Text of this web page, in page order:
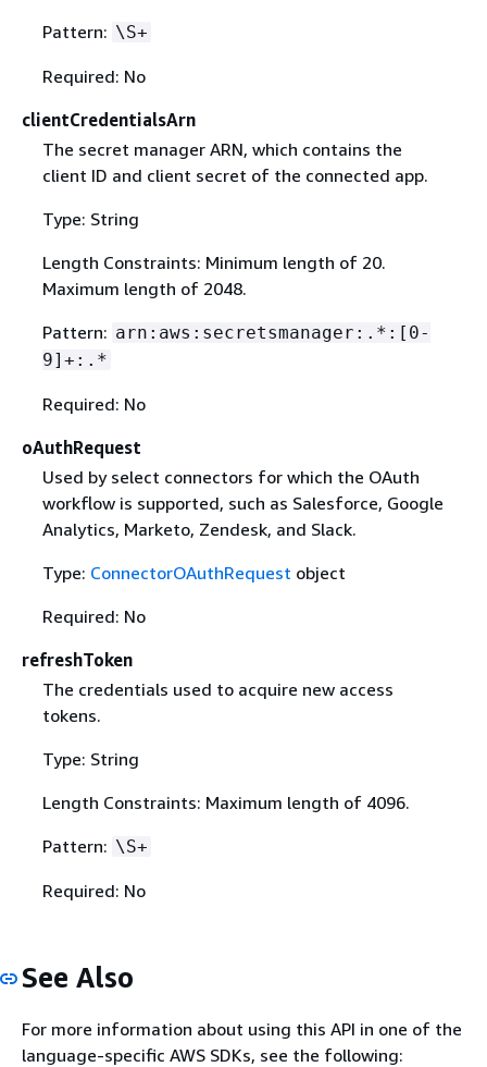
Pattern: \S+
Required: No
clientCredentialsArn
The secret manager ARN, which contains the
client ID and client secret of the connected app.
Type: String
Length Constraints: Minimum length of 20.
Maximum length of 2048.
Pattern: arn:aws:secretsmanager:.*:[0-
9]+:.*
Required: No
oAuthRequest
Used by select connectors for which the OAuth
workflow is supported, such as Salesforce, Google
Analytics, Marketo, Zendesk, and Slack.
Type: ConnectorOAuthRequest object
Required: No
refreshToken
The credentials used to acquire new access
tokens.
Type: String
Length Constraints: Maximum length of 4096.
Pattern: \S+
Required: No
See Also
For more information about using this API in one of the
language-specific AWS SDKs, see the following: